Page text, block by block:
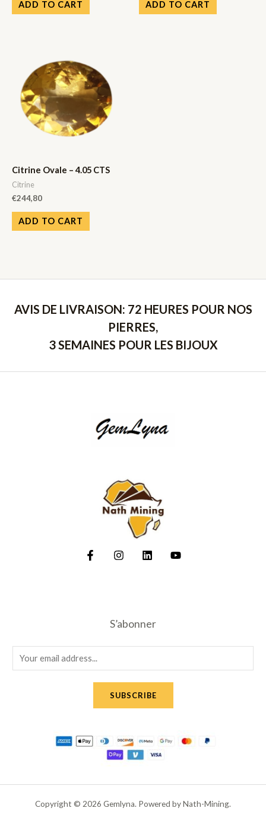
ADD TO CART ADD TO CART
Citrine Ovale – 4.05 CTS
Citrine
€244,80
ADD TO CART
AVIS DE LIVRAISON: 72 HEURES POUR NOS
PIERRES,
3 SEMAINES POUR LES BIJOUX
S’abonner
m
SUBSCRIBE
Copyright © 2026 Gemlyna. Powered by Nath-Mining.